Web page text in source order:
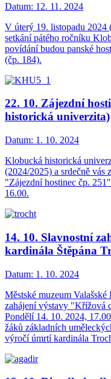
Datum: 12. 11. 2024
V úterý 19. listopadu 2024
setkání pátého ročníku
povídání budou panské
(čp. 184).
22. 10. Zájezdní
historická univerzita)
Datum: 1. 10. 2024
Klobucká historická
(2024/2025) a srdečně vás
"Zájezdní hostinec čp.
16.00.
14. 10. Slavnostní
kardinála Štěpána
Datum: 1. 10. 2024
Městské muzeum
zahájení výstavy "Křížová
Pondělí 14. 10. 2024,
žáků základních
výročí úmrtí kardinála